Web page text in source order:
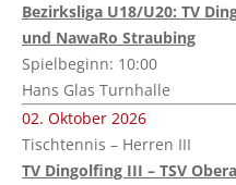
Bezirksliga U18/U20: TV
und NawaRo Straubing
Spielbeginn: 10:00
Hans Glas Turnhalle
02. Oktober 2026
Tischtennis – Herren III
TV Dingolfing III – TSV